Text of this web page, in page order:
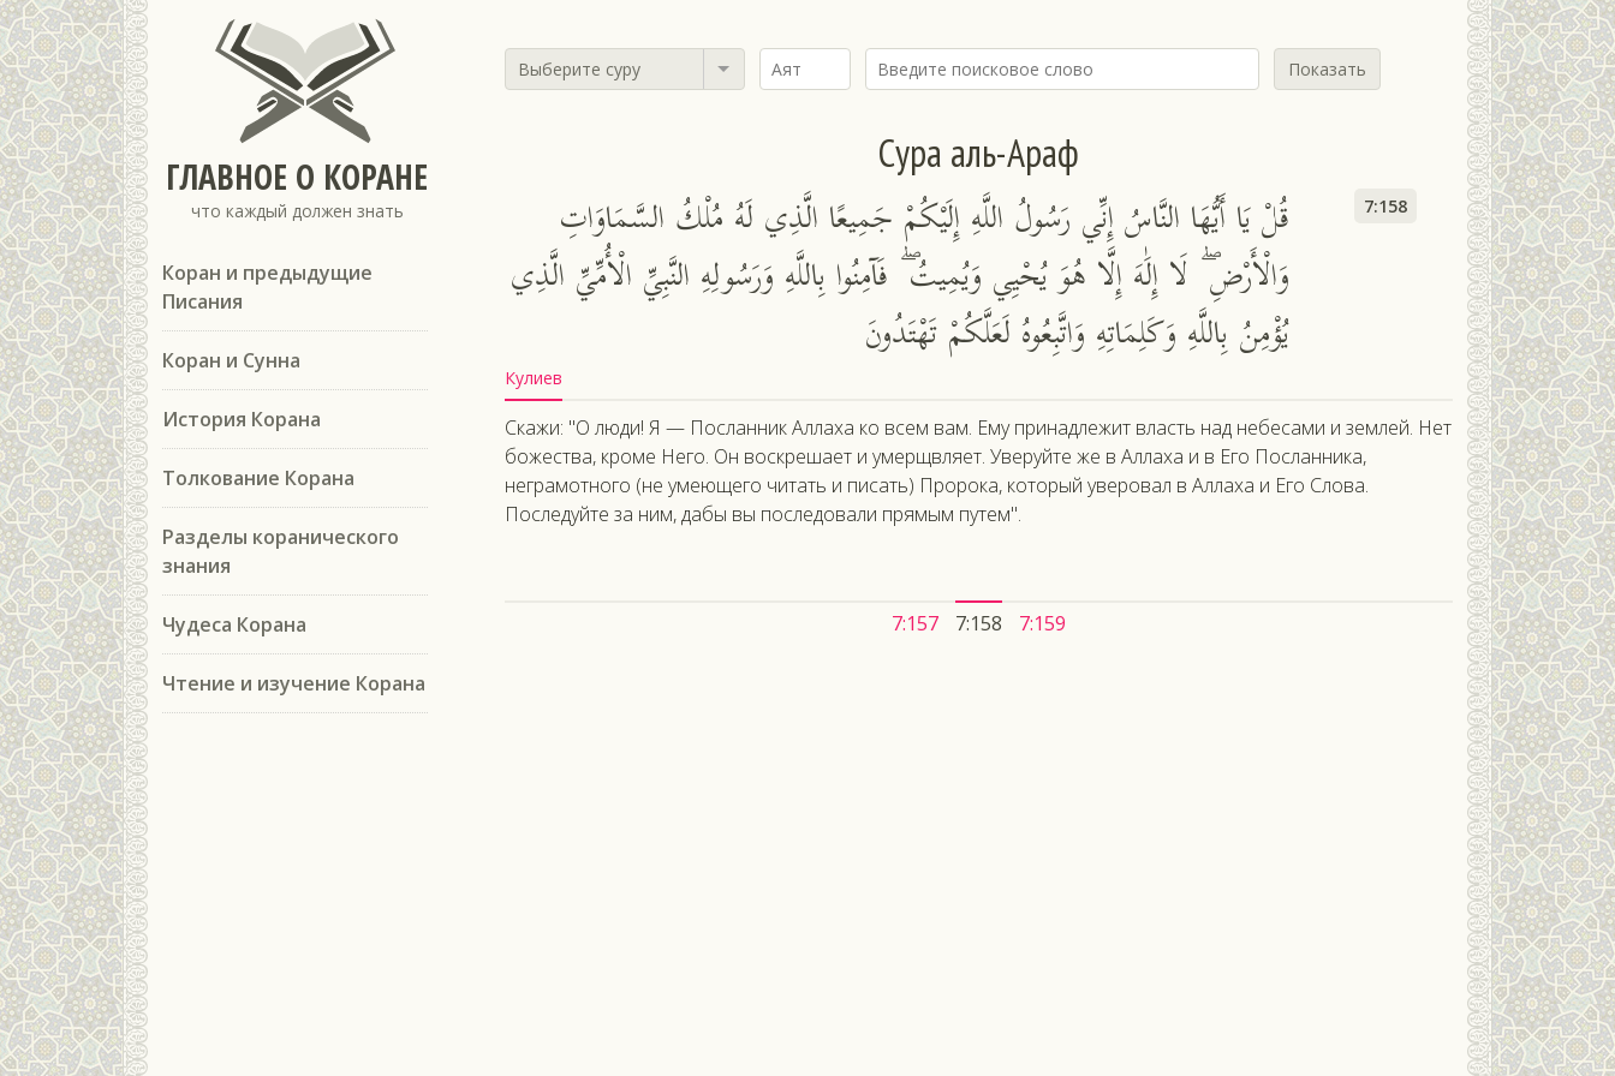
ГЛАВНОЕ О КОРАНЕ
что каждый должен знать
Коран и предыдущие
Писания
Коран и Сунна
История Корана
Толкование Корана
Разделы коранического
знания
Чудеса Корана
Чтение и изучение Корана
Выберите суру Показать
Сура аль-Араф
قُلْ يَا أَيُّهَا النَّاسُ إِنِّي رَسُولُ اللَّهِ إِلَيْكُمْ جَمِيعًا الَّذِي لَهُ مُلْكُ السَّمَاوَاتِ
وَالْأَرْضِ ۖ لَا إِلَٰهَ إِلَّا هُوَ يُحْيِي وَيُمِيتُ ۖ فَآمِنُوا بِاللَّهِ وَرَسُولِهِ النَّبِيِّ الْأُمِّيِّ الَّذِي
يُؤْمِنُ بِاللَّهِ وَكَلِمَاتِهِ وَاتَّبِعُوهُ لَعَلَّكُمْ تَهْتَدُونَ
7:158
Кулиев
Скажи: "О люди! Я — Посланник Аллаха ко всем вам. Ему принадлежит власть над небесами и землей. Нет
божества, кроме Него. Он воскрешает и умерщвляет. Уверуйте же в Аллаха и в Его Посланника,
неграмотного (не умеющего читать и писать) Пророка, который уверовал в Аллаха и Его Слова.
Последуйте за ним, дабы вы последовали прямым путем".
7:157 7:158 7:159